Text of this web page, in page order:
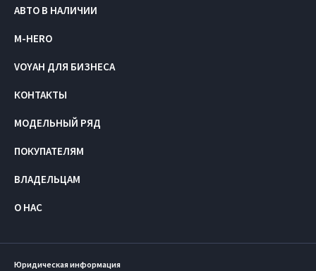
АВТО В НАЛИЧИИ
M-HERO
VOYAH ДЛЯ БИЗНЕСА
КОНТАКТЫ
МОДЕЛЬНЫЙ РЯД
ПОКУПАТЕЛЯМ
ВЛАДЕЛЬЦАМ
О НАС
Юридическая информация